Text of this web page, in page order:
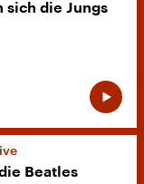
sich die Jungs
Beatles